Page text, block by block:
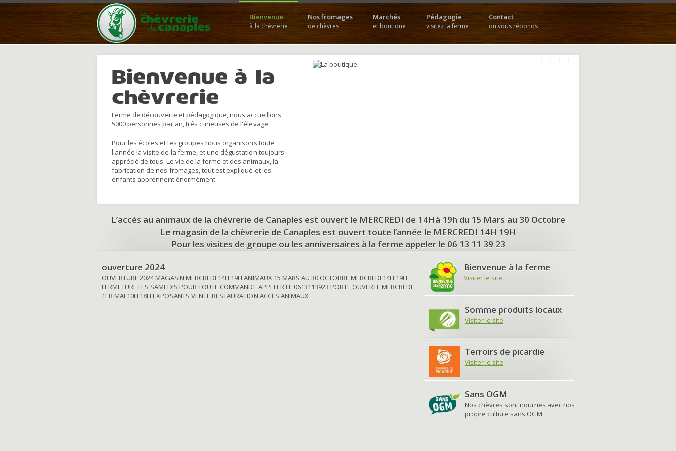
Bienvenue
à la chèvrerie
Nos fromages
de chèvres
Marchés
et boutique
Pédagogie
visitez la ferme
Contact
on vous réponds
Bienvenue à la
chèvrerie
Ferme de découverte et pédagogique, nous accueillons
5000 personnes par an, trés curieuses de l'élevage.
Pour les écoles et les groupes nous organisons toute
l'année la visite de la ferme, et une dégustation toujours
apprécié de tous. Le vie de la ferme et des animaux, la
fabrication de nos fromages, tout est expliqué et les
enfants apprennent énormément
L’accès au animaux de la chèvrerie de Canaples est ouvert le MERCREDI de 14Hà 19h du 15 Mars au 30 Octobre
Le magasin de la chèvrerie de Canaples est ouvert toute l’année le MERCREDI 14H 19H
Pour les visites de groupe ou les anniversaires à la ferme appeler le 06 13 11 39 23
ouverture 2024
OUVERTURE 2024 MAGASIN MERCREDI 14H 19H ANIMAUX 15 MARS AU 30 OCTOBRE MERCREDI 14H 19H
FERMETURE LES SAMEDIS POUR TOUTE COMMANDE APPELER LE 0613113923 PORTE OUVERTE MERCREDI
1ER MAI 10H 18H EXPOSANTS VENTE RESTAURATION ACCES ANIMAUX
Bienvenue à la ferme
Visiter le site
Somme produits locaux
Visiter le site
Terroirs de picardie
Visiter le site
Sans OGM
Nos chèvres sont nourries avec nos
propre culture sans OGM